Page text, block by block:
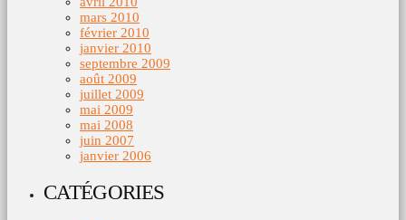
mars 2010
février 2010
janvier 2010
septembre 2009
août 2009
juillet 2009
mai 2009
mai 2008
juin 2007
janvier 2006
CATÉGORIES